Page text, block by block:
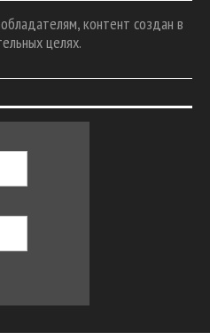
контент создан в
целях.